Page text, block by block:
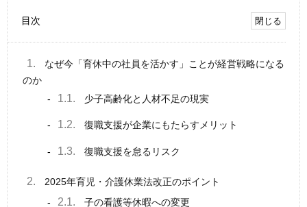
目次
1.
なぜ今「育休中の社員を活かす」ことが経営戦略になる
のか
1.1. 少子高齢化と人材不足の現実
1.2. 復職支援が企業にもたらすメリット
1.3. 復職支援を怠るリスク
2. 2025年育児・介護休業法改正のポイント
2.1. 子の看護等休暇への変更